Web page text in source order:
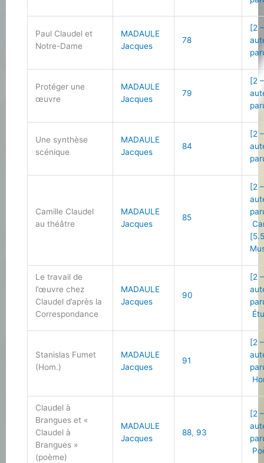
Paul Claudel et
Notre-Dame
MADAULE
Jacques
78
[2
Protéger une
œuvre
MADAULE
Jacques
79
[2
Une synthèse
scénique
MADAULE
Jacques
84
[2
Camille Claudel
au théâtre
MADAULE
Jacques
85
[2
Le travail de
l’œuvre chez
Claudel d’après la
Correspondance
MADAULE
Jacques
90
[2
Stanislas Fumet
(Hom.)
MADAULE
Jacques
91
[2
Claudel à
Brangues et «
Claudel à
Brangues »
(poème)
MADAULE
Jacques
88, 93
[2